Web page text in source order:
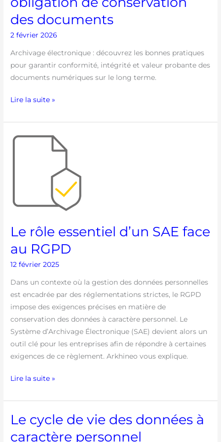
des documents
2 février 2026
Archivage électronique : découvrez les bonnes pratiques
pour garantir conformité, intégrité et valeur probante des
documents numériques sur le long terme.
documents
Lire la suite »
Le rôle essentiel d’un SAE face
au RGPD
12 février 2025
Dans un contexte où la gestion des données personnelles
est encadrée par des réglementations strictes, le RGPD
impose des exigences précises en matière de
conservation des données à caractère personnel. Le
Système d’Archivage Électronique (SAE) devient alors un
outil clé pour les entreprises afin de répondre à certaines
exigences de ce règlement. Arkhineo vous explique.
Le
Lire la suite »
Le cycle de vie des données à
caractère personnel
Le